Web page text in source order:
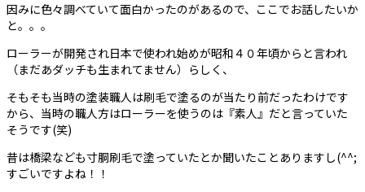
因みに色々調べていて面白かったのがあるので、ここでお話したいか
と。。。
ローラーが開発され日本で使われ始めが昭和４０年頃からと言われ
（まだあダッチも生まれてません）らしく、
そもそも当時の塗装職人は刷毛で塗るのが当たり前だったわけです
から、当時の職人方はローラーを使うのは『素人』だと言っていた
そうです(笑)
昔は橋梁なども寸胴刷毛で塗っていたとか聞いたことありますし(^^;
すごいですよね！！